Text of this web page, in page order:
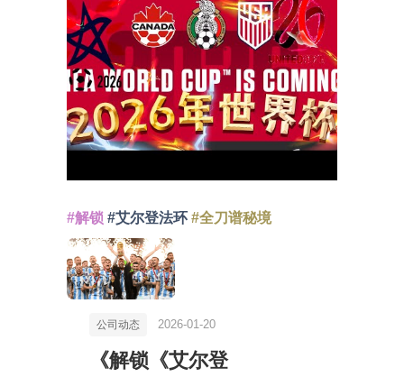
#解锁 #艾尔登法环 #全刀谱秘境
公司动态 2026-01-20
《解锁《艾尔登